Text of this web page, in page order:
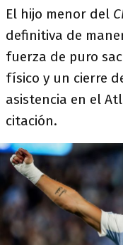
El hijo menor del
definitiva de
fuerza de puro
físico y un cierre
asistencia en el
citación.